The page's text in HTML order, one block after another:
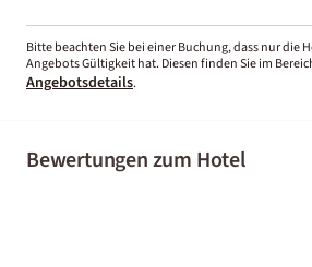
Bitte beachten Sie bei einer Buchung, dass nur die
Angebots Gültigkeit hat. Diesen finden Sie im
Angebotsdetails.
Bewertungen zum Hotel